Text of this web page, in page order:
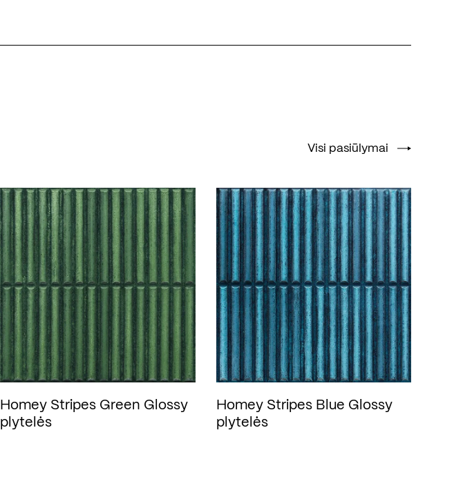
Visi pasiūlymai
Homey Stripes Green Glossy
plytelės
Homey Stripes Blue Glossy
plytelės